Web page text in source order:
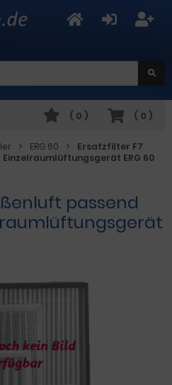
( 0 )
( 0 )
ERG 60
Ersatzfilter F7
ERG 60
passend